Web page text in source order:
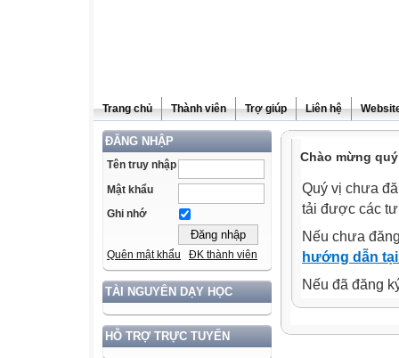
Trang chủ Thành viên Trợ giúp Liên hệ
ĐĂNG NHẬP
Tên truy nhập
Mật khẩu
Ghi nhớ
Quên mật khẩu ĐK thành viên
TÀI NGUYÊN DẠY HỌC
HỖ TRỢ TRỰC TUYẾN
Chào mừng
Quý vị chưa
tải được các
Nếu chưa
hướng dẫn
Nếu đã đăng